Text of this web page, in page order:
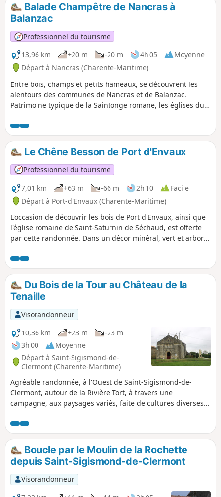
Balade Champêtre de Nancras à
Balanzac
Professionnel du tourisme
13,96 km
+20 m -20 m 4h 05
Moyenne
Départ à Nancras (Charente-Maritime)
Entre bois, champs et petits hameaux, se découvrent les
alentours des communes de Nancras et de Balanzac.
Patrimoine typique de la Saintonge romane, les églises du
un patrimoine riche en histoire.
Le Chêne Besson de Port d'Envaux
Professionnel du tourisme
7,01 km
+63 m -66 m 2h 10
Facile
Départ à Port-d'Envaux (Charente-Maritime)
L'occasion de découvrir les bois de Port d'Envaux, ainsi que
l'église romaine de Saint-Saturnin de Séchaud, est offerte
par cette randonnée. Dans un décor minéral, vert et arboré,
Du Bois de la Tour au Château de la
Tenaille
Visorandonneur
10,36 km
+23 m
-23 m
3h 00
Moyenne
Départ à Saint-Sigismond-de-
Clermont (Charente-Maritime)
Agréable randonnée, à l'Ouest de Saint-Sigismond-de-
Clermont, autour de la Rivière Tort, à travers une
campagne, aux paysages variés, faite de cultures diverses,
à côté du Château de la Tenaille et sa chapelle qui est le
seul reste de l'Abbaye de Tenaille.
Boucle par le Moulin de la Rochette
depuis Saint-Sigismond-de-Clermont
Visorandonneur